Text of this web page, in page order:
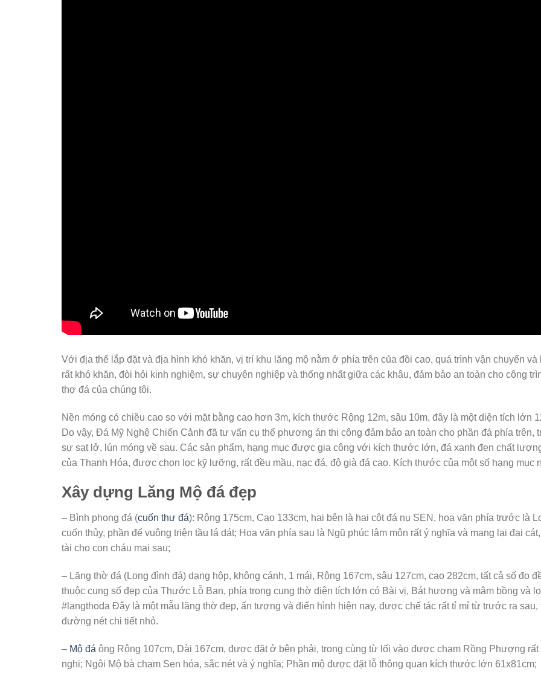
Với địa thế lắp đặt và địa hình khó khăn, vị trí khu lăng mộ nằm ở phía trên của đồi cao, quá trình vận chuyển và
rất khó khăn, đòi hỏi kinh nghiệm, sự chuyên nghiệp và thống nhất giữa các khâu, đảm bảo an toàn cho công
thợ đá của chúng tôi.
Nền móng có chiều cao so với mặt bằng cao hơn 3m, kích thước Rộng 12m, sâu 10m, đây là một diện tích lớn
Do vậy, Đá Mỹ Nghệ Chiến Cảnh đã tư vấn cụ thể phương án thi công đảm bảo an toàn cho phần đá phía trên,
sự sạt lở, lún móng về sau. Các sản phẩm, hạng mục được gia công với kích thước lớn, đá xanh đen chất
của Thanh Hóa, được chọn lọc kỹ lưỡng, rất đều mầu, nạc đá, độ già đá cao. Kích thước của một số hạng mục
Xây dựng Lăng Mộ đá đẹp
– Bình phong đá (cuốn thư đá): Rộng 175cm, Cao 133cm, hai bên là hai cột đá nụ SEN, hoa văn phía trước là
cuốn thủy, phần đế vuông triện tầu lá dát; Hoa văn phía sau là Ngũ phúc lâm môn rất ý nghĩa và mang lại đại
tài cho con cháu mai sau;
– Lăng thờ đá (Long đình đá) dạng hộp, không cánh, 1 mái, Rộng 167cm, sâu 127cm, cao 282cm, tất cả số đo
thuộc cung số đẹp của Thước Lỗ Ban, phía trong cung thờ diện tích lớn có Bài vị, Bát hương và mâm bồng và
#langthoda Đây là một mẫu lăng thờ đẹp, ấn tượng và điển hình hiện nay, được chế tác rất tỉ mỉ từ trước ra sau,
đường nét chi tiết nhỏ.
– Mộ đá ông Rộng 107cm, Dài 167cm, được đặt ở bên phải, trong cùng từ lối vào được chạm Rồng Phượng rất
nghi; Ngôi Mộ bà chạm Sen hóa, sắc nét và ý nghĩa; Phần mộ được đặt lỗ thông quan kích thước lớn 61x81cm;